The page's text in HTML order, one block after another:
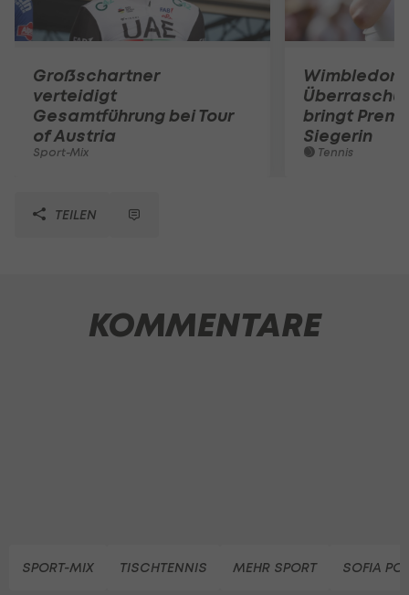
Großschartner
verteidigt
Gesamtführung bei Tour
of Austria
Sport-Mix
Wimbledon:
bringt
Siegerin
Tennis
TEILEN
KOMMENTARE
SPORT-MIX TISCHTENNIS MEHR SPORT SOFIA